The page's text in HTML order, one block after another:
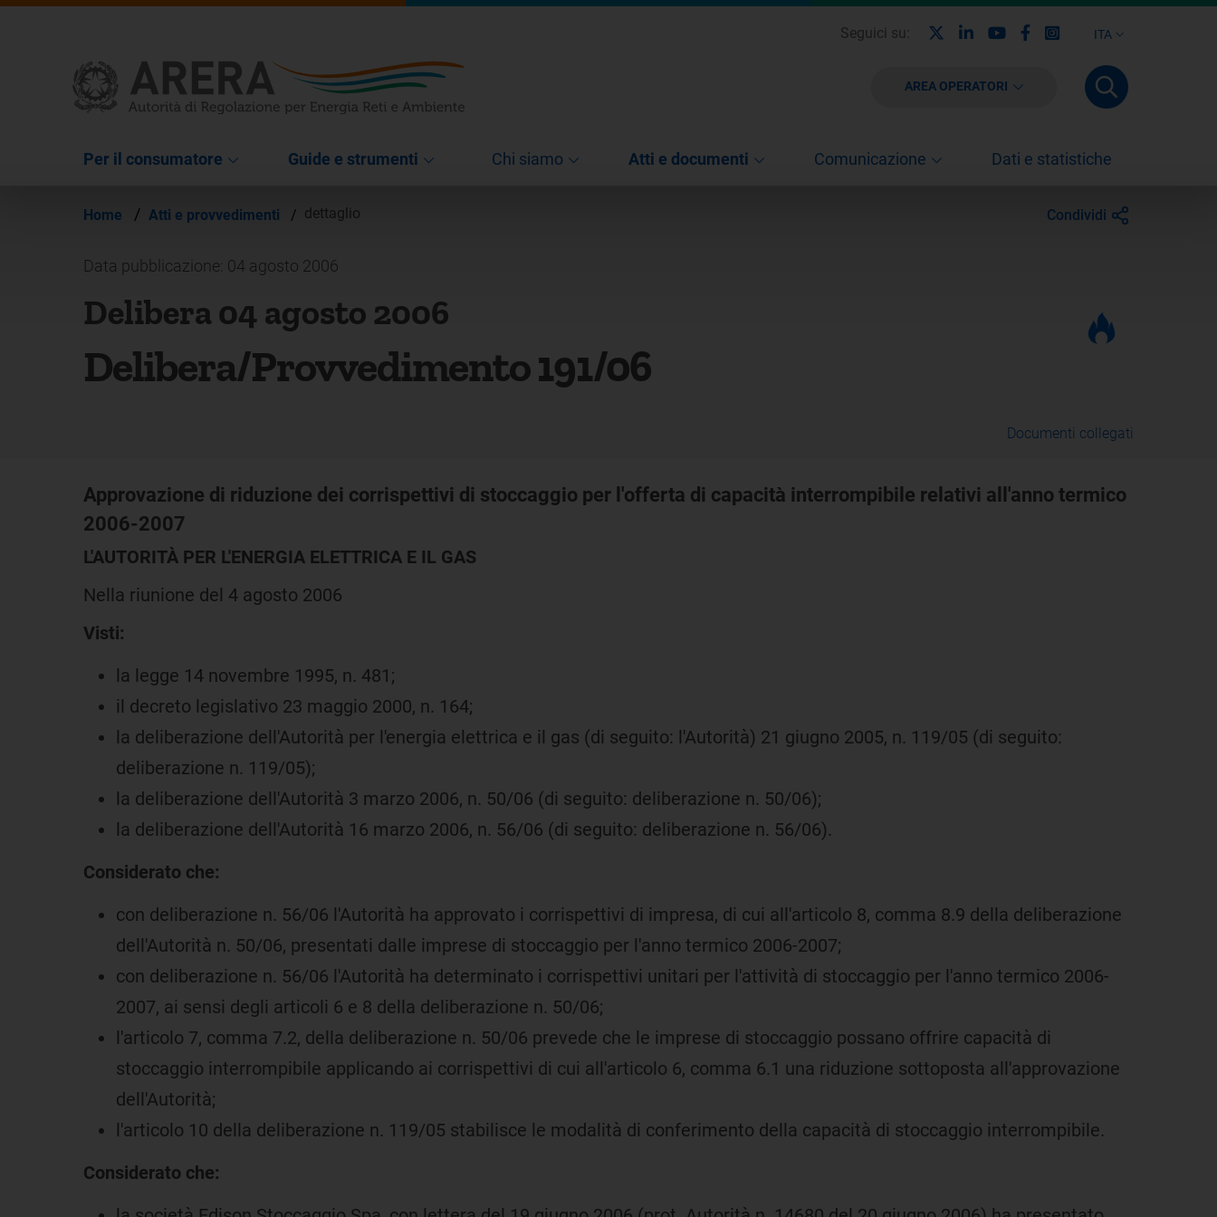
ITA
Seguici su: LinkedinYoutubeFacebook
Instagram
AREA OPERATORI
Per il consumatore Guide e strumenti Chi siamo Atti e documenti Comunicazione Dati e statistiche
Home / Atti e provvedimenti / dettaglio Condividi
Data pubblicazione: 04 agosto 2006
Delibera 04 agosto 2006
Delibera/Provvedimento 191/06
Documenti collegati
Approvazione di riduzione dei corrispettivi di stoccaggio per l'offerta di capacità interrompibile relativi all'anno termico
2006-2007
L'AUTORITÀ PER L'ENERGIA ELETTRICA E IL GAS
Nella riunione del 4 agosto 2006
Visti:
la legge 14 novembre 1995, n. 481;
il decreto legislativo 23 maggio 2000, n. 164;
la deliberazione dell'Autorità per l'energia elettrica e il gas (di seguito: l'Autorità) 21 giugno 2005, n. 119/05 (di seguito:
deliberazione n. 119/05);
la deliberazione dell'Autorità 3 marzo 2006, n. 50/06 (di seguito: deliberazione n. 50/06);
la deliberazione dell'Autorità 16 marzo 2006, n. 56/06 (di seguito: deliberazione n. 56/06).
Considerato che:
con deliberazione n. 56/06 l'Autorità ha approvato i corrispettivi di impresa, di cui all'articolo 8, comma 8.9 della deliberazione
dell'Autorità n. 50/06, presentati dalle imprese di stoccaggio per l'anno termico 2006-2007;
con deliberazione n. 56/06 l'Autorità ha determinato i corrispettivi unitari per l'attività di stoccaggio per l'anno termico 2006-
2007, ai sensi degli articoli 6 e 8 della deliberazione n. 50/06;
l'articolo 7, comma 7.2, della deliberazione n. 50/06 prevede che le imprese di stoccaggio possano offrire capacità di
stoccaggio interrompibile applicando ai corrispettivi di cui all'articolo 6, comma 6.1 una riduzione sottoposta all'approvazione
dell'Autorità;
l'articolo 10 della deliberazione n. 119/05 stabilisce le modalità di conferimento della capacità di stoccaggio interrompibile.
Considerato che: